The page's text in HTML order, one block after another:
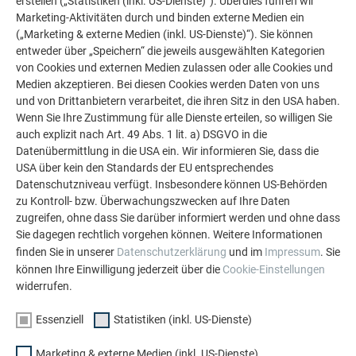
LASSEN SIE SICH INSPIRIEREN
WEITERE OBJEKTE
Die PREFA Referenzgalerie zeigt, wie vielseitig
Aluminium eingesetzt werden kann. Entdecken Sie
weitere beeindruckende Projekte mit den langlebigen
PREFA Aluminiumlösungen für Dach, Solar und
Fassade.
MEHR REFERENZEN ANSEHEN
Marketing-Aktivitäten durch und binden externe Medien ein
(„Marketing & externe Medien (inkl. US-Dienste)“). Sie können
entweder über „Speichern“ die jeweils ausgewählten Kategorien
von Cookies und externen Medien zulassen oder alle Cookies und
Medien akzeptieren. Bei diesen Cookies werden Daten von uns
und von Drittanbietern verarbeitet, die ihren Sitz in den USA haben.
Wenn Sie Ihre Zustimmung für alle Dienste erteilen, so willigen Sie
auch explizit nach Art. 49 Abs. 1 lit. a) DSGVO in die
Datenübermittlung in die USA ein. Wir informieren Sie, dass die
USA über kein den Standards der EU entsprechendes
Datenschutzniveau verfügt. Insbesondere können US-Behörden
zu Kontroll- bzw. Überwachungszwecken auf Ihre Daten
zugreifen, ohne dass Sie darüber informiert werden und ohne dass
Sie dagegen rechtlich vorgehen können. Weitere Informationen
finden Sie in unserer Datenschutzerklärung und im Impressum. Sie
können Ihre Einwilligung jederzeit über die Cookie-Einstellungen
widerrufen.
Essenziell Statistiken (inkl. US-Dienste)
Marketing & externe Medien (inkl. US-Dienste)